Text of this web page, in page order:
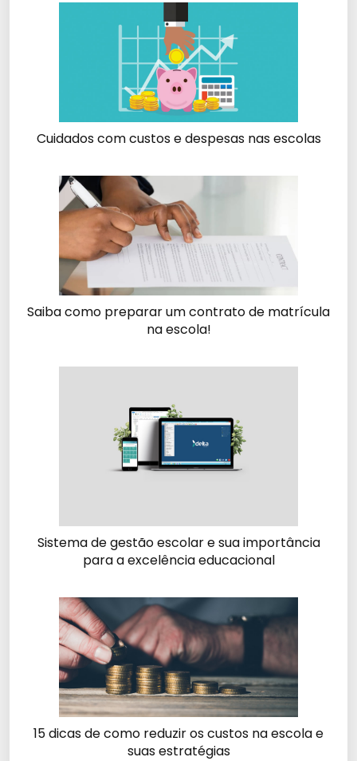
Cuidados com custos e despesas nas escolas
Saiba como preparar um contrato de matrícula
na escola!
Sistema de gestão escolar e sua importância
para a excelência educacional
15 dicas de como reduzir os custos na escola e
suas estratégias